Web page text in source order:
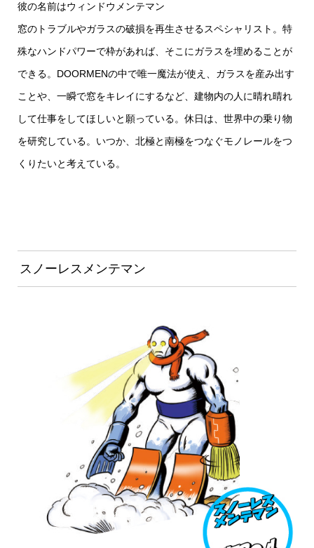
彼の名前はウィンドウメンテマン
窓のトラブルやガラスの破損を再生させるスペシャリスト。特
殊なハンドパワーで枠があれば、そこにガラスを埋めることが
できる。DOORMENの中で唯一魔法が使え、ガラスを産み出す
ことや、一瞬で窓をキレイにするなど、建物内の人に晴れ晴れ
して仕事をしてほしいと願っている。休日は、世界中の乗り物
を研究している。いつか、北極と南極をつなぐモノレールをつ
くりたいと考えている。
スノーレスメンテマン